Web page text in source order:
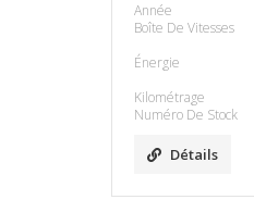
Année
Boîte De Vitesses
Énergie
Kilométrage
Numéro De Stock
Détails